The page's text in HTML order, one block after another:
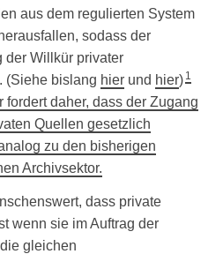
aus dem regulierten System
sodass der
der Willkür privater
(Siehe bislang hierund hier) 1
fordert daher, dass der Zugang
Quellen gesetzlich
zu den bisherigen
Archivsektor.
dass private
wenn sie im Auftrag der
gleichen